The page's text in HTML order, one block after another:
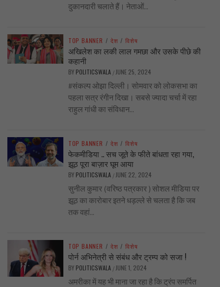
दुकानदारी चलाते हैं। नेताओं...
TOP BANNER / देश / विशेष
अखिलेश का लकी लाल गमछा और उसके पीछे की
कहानी
BY POLITICSWALA / JUNE 25, 2024
#संकल्प ओझा दिल्ली। सोमवार को लोकसभा का
पहला सत्र रंगीन दिखा। सबसे ज्यादा चर्चा में रहा
राहुल गांधी का संविधान...
TOP BANNER / देश / विशेष
फेकमीडिया .. सच जूते के फीते बांधता रहा गया,
झूठ पूरा बाज़ार घूम आया
BY POLITICSWALA / JUNE 22, 2024
सुनील कुमार (वरिष्ठ पत्रकार ) सोशल मीडिया पर
झूठ का कारोबार इतने धड़ल्ले से चलता है कि जब
तक वहां...
TOP BANNER / देश / विशेष
पोर्न अभिनेत्री से संबंध और ट्रम्प को सजा !
BY POLITICSWALA / JUNE 1, 2024
अमरीका में यह भी माना जा रहा है कि ट्रंप समर्पित